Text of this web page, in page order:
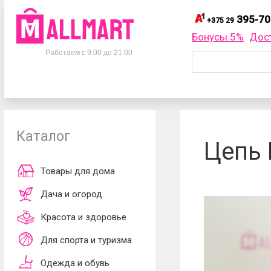
Телефоны
+375 33395-70-75
Работаем с 9.00 до 21.00
+375 29 395-
+375 29
обработки
принимаю
Бонусы 5%
Каталог
Товары для дома
Дача и огород
Красота и здоровье
Для спорта и туризма
Одежда и обувь
Цепь